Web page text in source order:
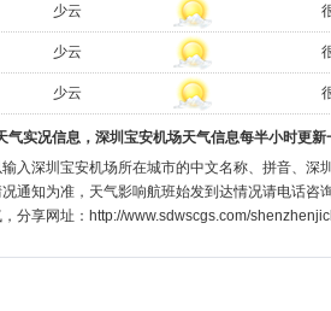
少云
少云
少云
实况信息，深圳宝安机场天气信息每半小时更新
入深圳宝安机场所在城市的中文名称、拼音、深
通知为准，天气影响航班始发到达情况请电话咨
分享网址：http://www.sdwscgs.com/